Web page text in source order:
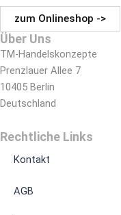
zum Onlineshop ->
Über Uns
TM-Handelskonzepte
Prenzlauer Allee 7
10405 Berlin
Deutschland
Rechtliche Links
Kontakt
AGB